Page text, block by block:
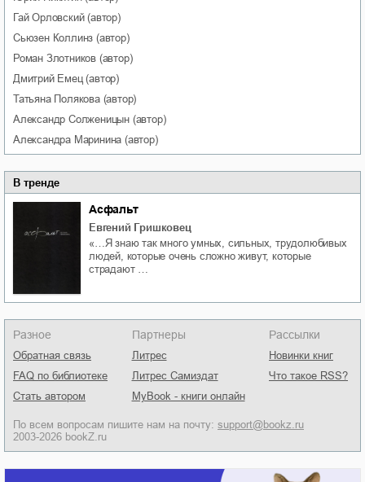
Гай Орловский(автор)
Сьюзен Коллинз (автор)
Роман Злотников (автор)
Дмитрий Емец(автор)
Татьяна Полякова(автор)
Александр Солженицын (автор)
Александра Маринина (автор)
В тренде
Асфальт
Евгений Гришковец
«…Я знаю так много умных, сильных, трудолюбивых
людей, которые очень сложно живут, которые
страдают …
Разное
Обратная связь
FAQ по библиотеке
Стать автором
Партнеры
Литрес
Литрес Самиздат
MyBook - книги онлайн
Рассылки
Новинки книг
Что такое RSS?
По всем вопросам пишите нам на почту: support@bookz.ru
2003-2026 bookZ.ru